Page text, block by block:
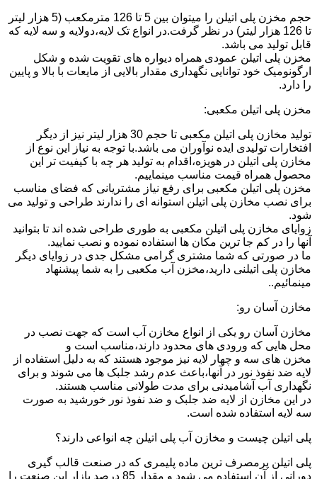
حجم مخزن پلی اتیلن را میتوان بین 5 تا 126 مترمکعب (5 هزار لیتر
تا 126 هزار لیتر) در نظر گرفت.در انواع تک لایه،دولایه و سه لایه که
قابل تولید می باشد.
مخزن پلی اتیلن عمودی همراه دیواره های تقویت شده و شکل
ارگونومیک خود توانایی نگهداری مقدار بالایی از مایعات با بالا و پایین
را دارد.
مخزن پلی اتیلن مکعبی:
تولید مخازن پلی اتیلن مکعبی تا حجم 30 هزار لیتر نیز از دیگر
افتخارات تولیدی ایده نوآوران می باشد.با توجه به نیاز این نوع از
مخازن پلی اتیلن در هویزه،اقدام به تولید هر چه با کیفیت تر این
محصول همراه قیمت مناسب مینماییم.
مخزن پلی اتیلن مکعبی برای رفع نیاز مشتریانی که فضای مناسب
برای نصب مخازن پلی اتیلن استوانه ای را ندارند طراحی و تولید می
شود.
زوایای مخازن پلی اتیلن مکعبی به طوری طراحی شده اند تا بتوانید
آنها را در کم جا ترین مکان ها استفاده نموده و نصب نمایید.
ما در صورتی که شما مشتری گرامی مشکل جدی در زوایای دیگر
مخازن پلی اتیلنی دارید،مخزن آب مکعبی را به شما پیشنهاد
مینمائیم..
مخازن آسان رو:
مخازن آسان رو یکی از انواع مخازن آب است که جهت نصب در
محل هایی که ورودی های محدود دارند،مناسب است و
مخزن های سه و چهار لایه نیز موجود هستند که به دلیل استفاده از
لایه ضد نفوذ نور در آنها،باعث عدم رشد جلبک ها می شوند و برای
نگهداری آب آشامیدنی برای مدت طولانی مناسب هستند.
در این مخازن از لایه ضد جلبک و ضد نفوذ نور خورشید به صورت
سه لایه استفاده شده است.
پلی اتیلن چیست و مخازن آب پلی اتیلن چه انواعی دارند؟
پلی اتیلن پرمصرف ترین ماده پلیمری که در صنعت قالب گیری
دورانی از آن استفاده می شود و مقدار 85 درصد بازار این صنعت را